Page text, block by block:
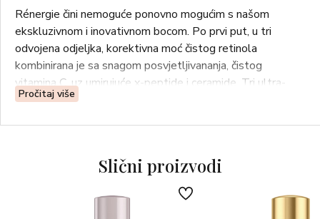
Rénergie čini nemoguće ponovno mogućim s našom
ekskluzivnom i inovativnom bocom. Po prvi put, u tri
odvojena odjeljka, korektivna moć čistog retinola
kombinirana je sa snagom posvjetljivananja, čistog
vitamina C, uz umirujuće x-peptide i ceramide. Tri ultra-
snažna seruma spojena u trostruku dozu njege za vidljivo
Pročitaj više
Slični proizvodi